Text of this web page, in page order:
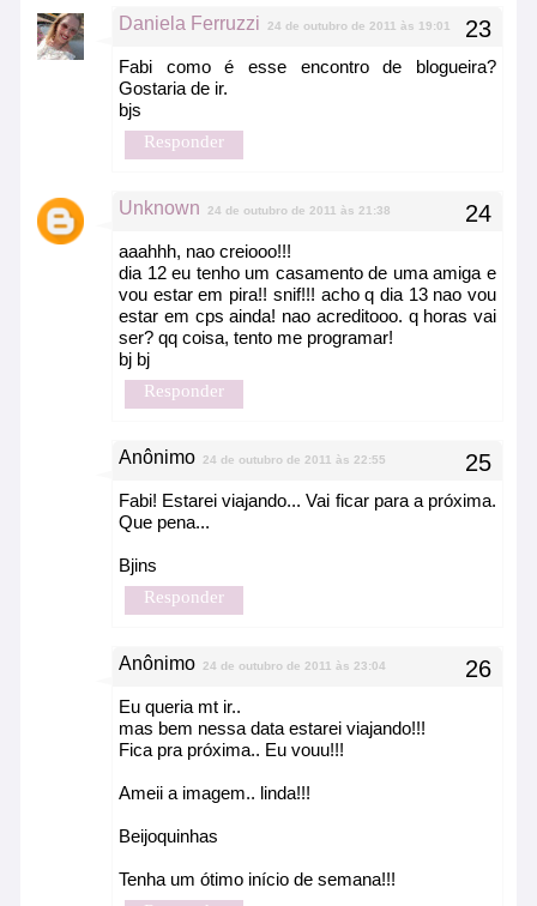
Daniela Ferruzzi 24 de outubro de 2011 às 19:01
Fabi como é esse encontro de blogueira?
Gostaria de ir.
bjs
Responder
Unknown 24 de outubro de 2011 às 21:38
aaahhh, nao creiooo!!!
dia 12 eu tenho um casamento de uma amiga e
vou estar em pira!! snif!!! acho q dia 13 nao vou
estar em cps ainda! nao acreditooo. q horas vai
ser? qq coisa, tento me programar!
bj bj
Responder
Anônimo 24 de outubro de 2011 às 22:55
Fabi! Estarei viajando... Vai ficar para a próxima.
Que pena...
Bjins
Responder
Anônimo 24 de outubro de 2011 às 23:04
Eu queria mt ir..
mas bem nessa data estarei viajando!!!
Fica pra próxima.. Eu vouu!!!
Ameii a imagem.. linda!!!
Beijoquinhas
Tenha um ótimo início de semana!!!